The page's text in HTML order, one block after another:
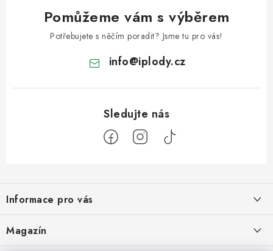
Pomůžeme vám s výběrem
Potřebujete s něčím poradit? Jsme tu pro vás!
info@iplody.cz
p
a
Informace pro vás
Velkoobchod
Magazín